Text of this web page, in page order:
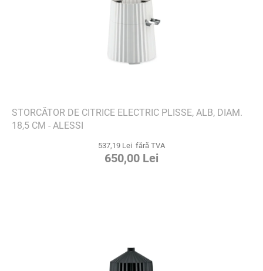
STORCĂTOR DE CITRICE ELECTRIC PLISSE, ALB, DIAM.
18,5 CM - ALESSI
537,19 Lei fără TVA
650,00 Lei